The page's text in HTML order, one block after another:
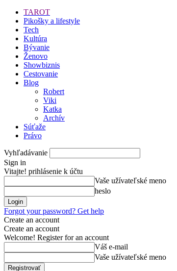
TAROT
Pikošky a lifestyle
Tech
Kultúra
Bývanie
Ženovo
Showbiznis
Cestovanie
Blog
Robert
Viki
Katka
Archív
Súťaže
Právo
Vyhľadávanie
Sign in
Vitajte! prihlásenie k účtu
Vaše užívateľské meno
heslo
Forgot your password? Get help
Create an account
Create an account
Welcome! Register for an account
Váš e-mail
Vaše užívateľské meno